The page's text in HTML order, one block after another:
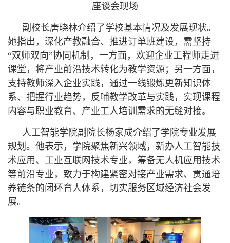
座谈会现场
副校长唐晓林介绍了学校基本情况及发展现状。
她指出，深化产教融合、推进订单班建设，需坚持
“双师双向”协同机制，一方面，欢迎企业工程师走进
课堂，将产业前沿技术转化为教学资源；另一方面，
支持教师深入企业实践，通过一线锻炼更新知识体
系、把握行业趋势，反哺教学改革与实践，实现课程
内容与职业教育、产业工人培训需求的无缝对接。
人工智能学院副院长杨家成介绍了学院专业发展
规划。他表示，学院聚焦新兴领域，新办人工智能技
术应用、工业互联网技术专业，筹备无人机应用技术
等前沿专业，致力于构建紧密对接产业需求、贯通培
养链条的闭环育人体系，切实服务区域经济社会发
展。